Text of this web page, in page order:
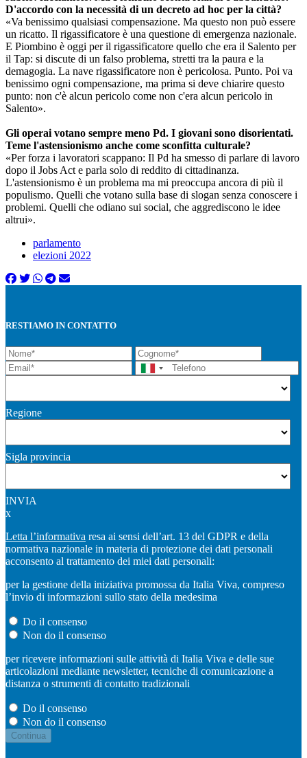
D'accordo con la necessità di un decreto ad hoc per la città?
«Va benissimo qualsiasi compensazione. Ma questo non può essere
un ricatto. Il rigassificatore è una questione di emergenza nazionale.
E Piombino è oggi per il rigassificatore quello che era il Salento per
il Tap: si discute di un falso problema, stretti tra la paura e la
demagogia. La nave rigassificatore non è pericolosa. Punto. Poi va
benissimo ogni compensazione, ma prima si deve chiarire questo
punto: non c'è alcun pericolo come non c'era alcun pericolo in
Salento».
Gli operai votano sempre meno Pd. I giovani sono disorientati.
Teme l'astensionismo anche come sconfitta culturale?
«Per forza i lavoratori scappano: Il Pd ha smesso di parlare di lavoro
dopo il Jobs Act e parla solo di reddito di cittadinanza.
L'astensionismo è un problema ma mi preoccupa ancora di più il
populismo. Quelli che votano sulla base di slogan senza conoscere i
problemi. Quelli che odiano sui social, che aggrediscono le idee
altrui».
parlamento
elezioni 2022
RESTIAMO IN CONTATTO
Regione
Sigla provincia
INVIA
x
Letta l’informativa resa ai sensi dell’art. 13 del GDPR e della
normativa nazionale in materia di protezione dei dati personali
acconsento al trattamento dei miei dati personali:
per la gestione della iniziativa promossa da Italia Viva, compreso
l’invio di informazioni sullo stato della medesima
Do il consenso
Non do il consenso
per ricevere informazioni sulle attività di Italia Viva e delle sue
articolazioni mediante newsletter, tecniche di comunicazione a
distanza o strumenti di contatto tradizionali
Do il consenso
Non do il consenso